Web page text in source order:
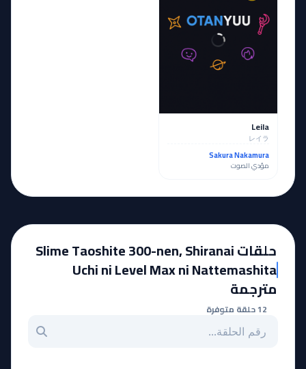
Leila
レイラ
Sakura Nakamura
مؤدي الصوت
حلقات Slime Taoshite 300-nen, Shiranai
Uchi ni Level Max ni Nattemashita
مترجمة
12 حلقة متوفرة
بحث عن حلقة بالرقم